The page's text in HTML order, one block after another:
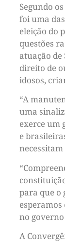
Segundo
foi uma
eleição do
questões
atuação
direito de
idosos,
“A
uma
exerce um
e
necessitam
para que o
no
A